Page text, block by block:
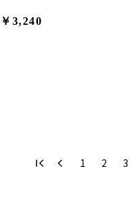
￥3,240
1 2 3